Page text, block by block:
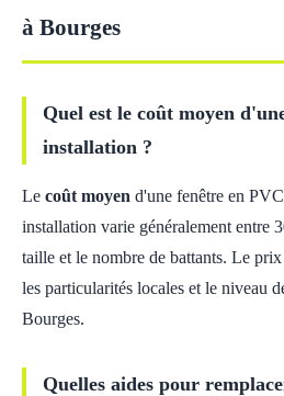
à Bourges
Quel est le coût moyen
installation ?
Le coût moyen d'une fenêtre en
installation varie généralement entre
taille et le nombre de battants. Le
les particularités locales et le niveau
Bourges.
Quelles aides pour